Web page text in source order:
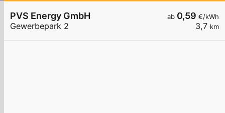
ab 0,59 €/kWh
3,7 km
PVS Energy GmbH
Gewerbepark 2